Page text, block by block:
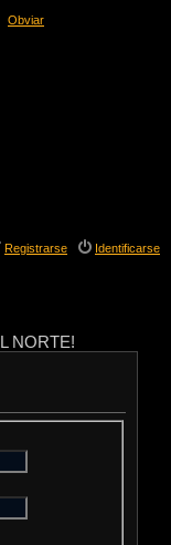
Obviar
Identificarse
Registrarse
NORTE!